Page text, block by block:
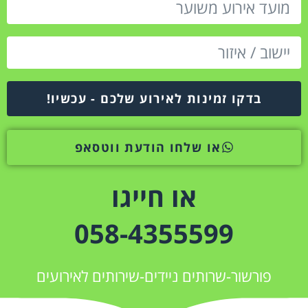
בדקו זמינות לאירוע שלכם - עכשיו!
או שלחו הודעת ווטסאפ
או חייגו
058-4355599
פורשור-שרותים ניידים-שירותים לאירועים